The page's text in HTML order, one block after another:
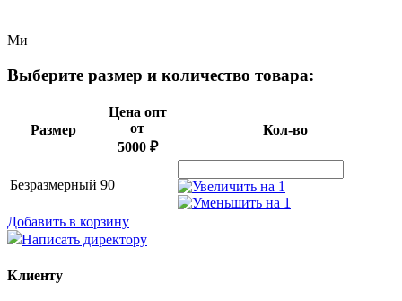
Ми
Выберите размер и количество товара:
Размер
Цена опт
от
5000 ₽
Кол-во
Безразмерный 90
Добавить в корзину
Написать директору
Клиенту